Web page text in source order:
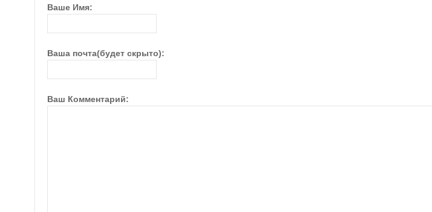
Ваше Имя:
Ваша почта(будет скрыто):
Ваш Комментарий: